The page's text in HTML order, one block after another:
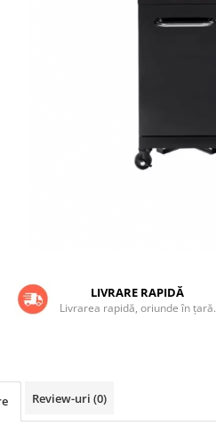
LIVRARE RAPIDĂ
Livrarea rapidă, oriunde în țară.
Review-uri (0)